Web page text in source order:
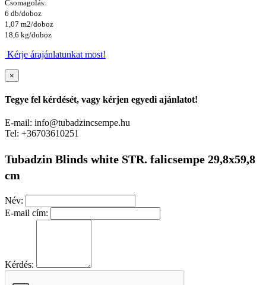
Csomagolás:
6 db/doboz
1,07 m2/doboz
18,6 kg/doboz
Kérje árajánlatunkat most!
×
Tegye fel kérdését, vagy kérjen egyedi ajánlatot!
E-mail: info@tubadzincsempe.hu
Tel: +36703610251
Tubadzin Blinds white STR. falicsempe 29,8x59,8
cm
Név:
E-mail cím:
Kérdés: